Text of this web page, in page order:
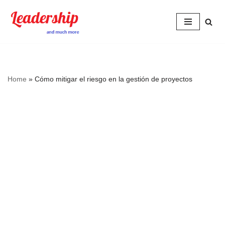
Skip
Home » Cómo mitigar el riesgo en la gestión de proyectos